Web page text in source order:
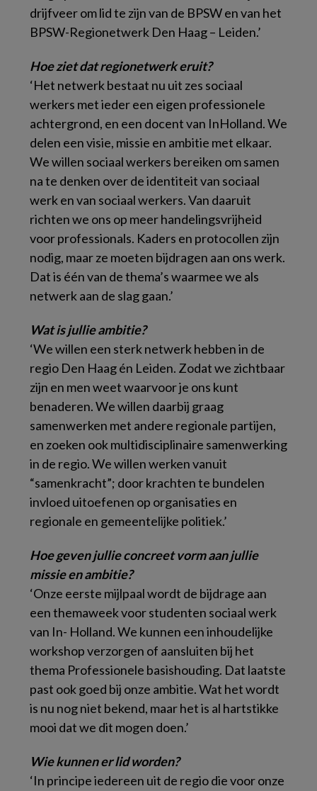
drijfveer om lid te zijn van de BPSW en van het
BPSW-Regionetwerk Den Haag – Leiden.’
Hoe ziet dat regionetwerk eruit?
‘Het netwerk bestaat nu uit zes sociaal
werkers met ieder een eigen professionele
achtergrond, en een docent van InHolland. We
delen een visie, missie en ambitie met elkaar.
We willen sociaal werkers bereiken om samen
na te denken over de identiteit van sociaal
werk en van sociaal werkers. Van daaruit
richten we ons op meer handelingsvrijheid
voor professionals. Kaders en protocollen zijn
nodig, maar ze moeten bijdragen aan ons werk.
Dat is één van de thema’s waarmee we als
netwerk aan de slag gaan.’
Wat is jullie ambitie?
‘We willen een sterk netwerk hebben in de
regio Den Haag én Leiden. Zodat we zichtbaar
zijn en men weet waarvoor je ons kunt
benaderen. We willen daarbij graag
samenwerken met andere regionale partijen,
en zoeken ook multidisciplinaire samenwerking
in de regio. We willen werken vanuit
“samenkracht”; door krachten te bundelen
invloed uitoefenen op organisaties en
regionale en gemeentelijke politiek.’
Hoe geven jullie concreet vorm aan jullie
missie en ambitie?
‘Onze eerste mijlpaal wordt de bijdrage aan
een themaweek voor studenten sociaal werk
van In- Holland. We kunnen een inhoudelijke
workshop verzorgen of aansluiten bij het
thema Professionele basishouding. Dat laatste
past ook goed bij onze ambitie. Wat het wordt
is nu nog niet bekend, maar het is al hartstikke
mooi dat we dit mogen doen.’
Wie kunnen er lid worden?
‘In principe iedereen uit de regio die voor onze